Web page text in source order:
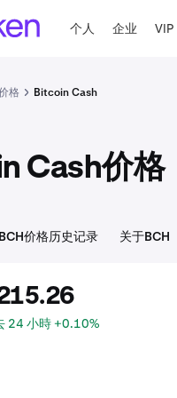
个人 企业 VIP
格 Bitcoin Cash
Cash价格
BCH价格历史记录 关于BCH
24 小時 +0.10%